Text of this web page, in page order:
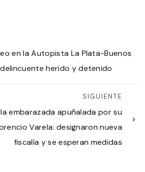
en la Autopista La Plata-Buenos
herido y detenido
SIGUIENTE
embarazada apuñalada por su
Varela: designaron nueva
fiscalía y se esperan medidas